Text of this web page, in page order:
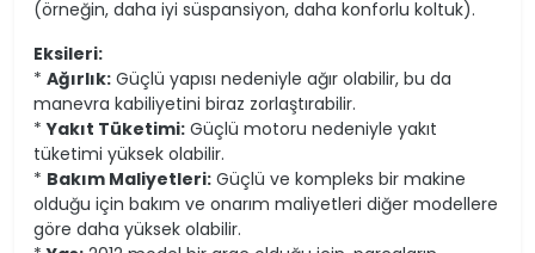
(örneğin, daha iyi süspansiyon, daha konforlu koltuk).
Eksileri:
* Ağırlık: Güçlü yapısı nedeniyle ağır olabilir, bu da
manevra kabiliyetini biraz zorlaştırabilir.
*Yakıt Tüketimi: Güçlü motoru nedeniyle yakıt
tüketimi yüksek olabilir.
* Bakım Maliyetleri: Güçlü ve kompleks bir makine
olduğu için bakım ve onarım maliyetleri diğer modellere
göre daha yüksek olabilir.